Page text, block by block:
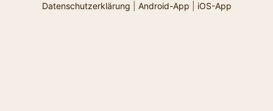
Datenschutzerklärung
Android-App iOS-App